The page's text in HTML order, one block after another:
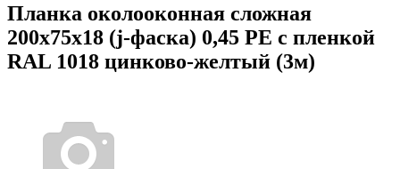
Планка околооконная сложная
200х75х18 (j-фаска) 0,45 PE с пленкой
RAL 1018 цинково-желтый (3м)